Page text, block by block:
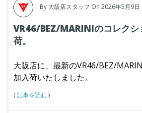
By 大阪店スタッフ On 2026年5月9日
VR46/BEZ/MARINIのコレクシ
荷。
大阪店に、最新のVR46/BEZ/
加入荷いたしました。
(記事を読む)